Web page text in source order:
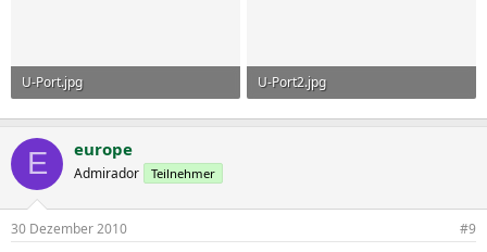
U-Port.jpg
56,5 KB · Aufrufe: 27
U-Port2.jpg
49,5 KB · Aufrufe: 25
E europe
Admirador Teilnehmer
30 Dezember 2010 #9